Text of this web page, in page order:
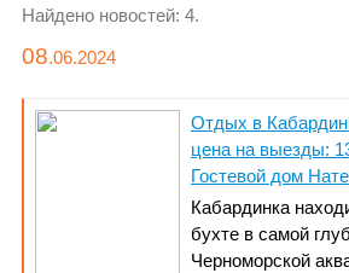
Найдено новостей: 4.
08.06.2024
Отдых в
цена на выезды:
Гостевой дом
Кабардинка
бухте в самой
Черноморской